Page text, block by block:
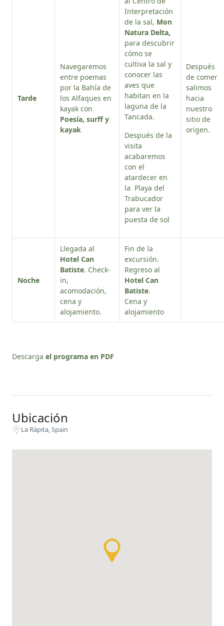
Tarde
Navegaremos
entre poemas
por la Bahía de
los Alfaques en
kayak con
Poesía, surff y
kayak
Interpretación
de la sal, Mon
Natura Delta,
para descubrir
cómo se
cultiva la sal y
conocer las
aves que
habitan en la
laguna de la
Tancada.
Después de la
visita
acabaremos
con el
atardecer en
la Playa del
Trabucador
para ver la
puesta de sol
Después
de comer
salimos
hacia
nuestro
sitio de
origen.
Noche
Llegada al
Hotel Can
Batiste. Check-
in,
acomodación,
cena y
alojamiento.
Fin de la
excursión.
Regreso al
Hotel Can
Batiste.
Cena y
alojamiento
Descarga el programa en PDF
Ubicación
La Ràpita, Spain